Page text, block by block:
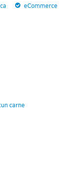
eCommerce
carne